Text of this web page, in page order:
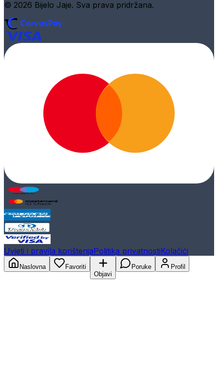
© 2026 Bijelo Jaje. Sva prava pridržana.
Uvjeti i pravila korištenjaPolitika privatnostiKolačići
Naslovna
Favoriti
Objavi
Poruke Profil